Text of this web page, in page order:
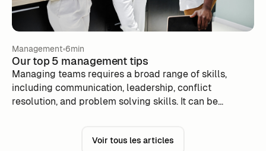
Management 6min
Our top 5 management tips
Managing teams requires a broad range of skills,
including communication, leadership, conflict
resolution, and problem solving skills. It can be
Voir tous les articles